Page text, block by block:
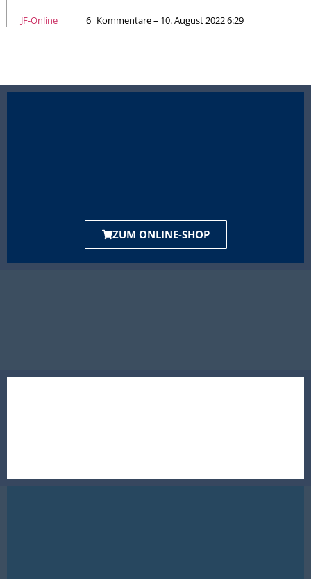
JF-Online 6 Kommentare – 10. August 2022 6:29
ZUM ONLINE-SHOP